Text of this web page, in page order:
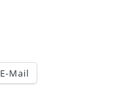
E-Mail